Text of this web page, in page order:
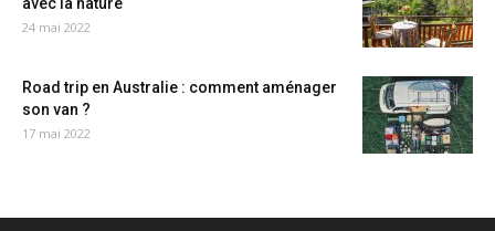
24 mai 2022
Road trip en Australie : comment aménager
son van ?
17 mai 2022